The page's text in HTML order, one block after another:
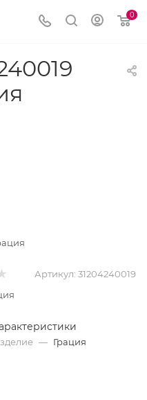
0
Артикул: 31204240019
— Грация